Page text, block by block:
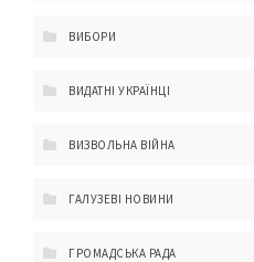
ВИБОРИ
ВИДАТНІ УКРАЇНЦІ
ВИЗВОЛЬНА ВІЙНА
ГАЛУЗЕВІ НОВИНИ
ГРОМАДСЬКА РАДА